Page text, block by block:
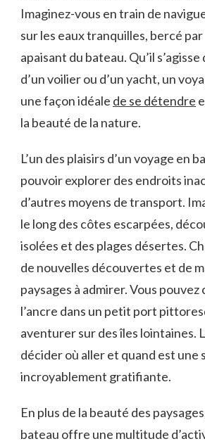
Imaginez-vous en train de
sur‍ les eaux tranquilles, bercé
apaisant⁣ du bateau. Qu’il
d’un voilier ⁢ou d’un yacht, un
une façon⁤ idéale de se détendre
la beauté de la nature.
L’un des plaisirs d’un voyage en
pouvoir explorer⁢ des endroits
d’autres moyens de transport.
le long des côtes escarpées,
isolées ⁣et des plages désertes.
de nouvelles découvertes et de
paysages ‌à admirer. Vous⁤
l’ancre dans ⁣un petit port
aventurer sur ‌des îles lointaines.
décider où​ aller et quand est‌ une
incroyablement gratifiante.
En plus ⁢de la beauté des‌
bateau offre une multitude⁣